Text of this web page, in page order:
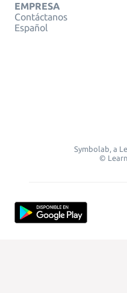
EMPRESA
Contáctanos
Español
Symbolab, a
©